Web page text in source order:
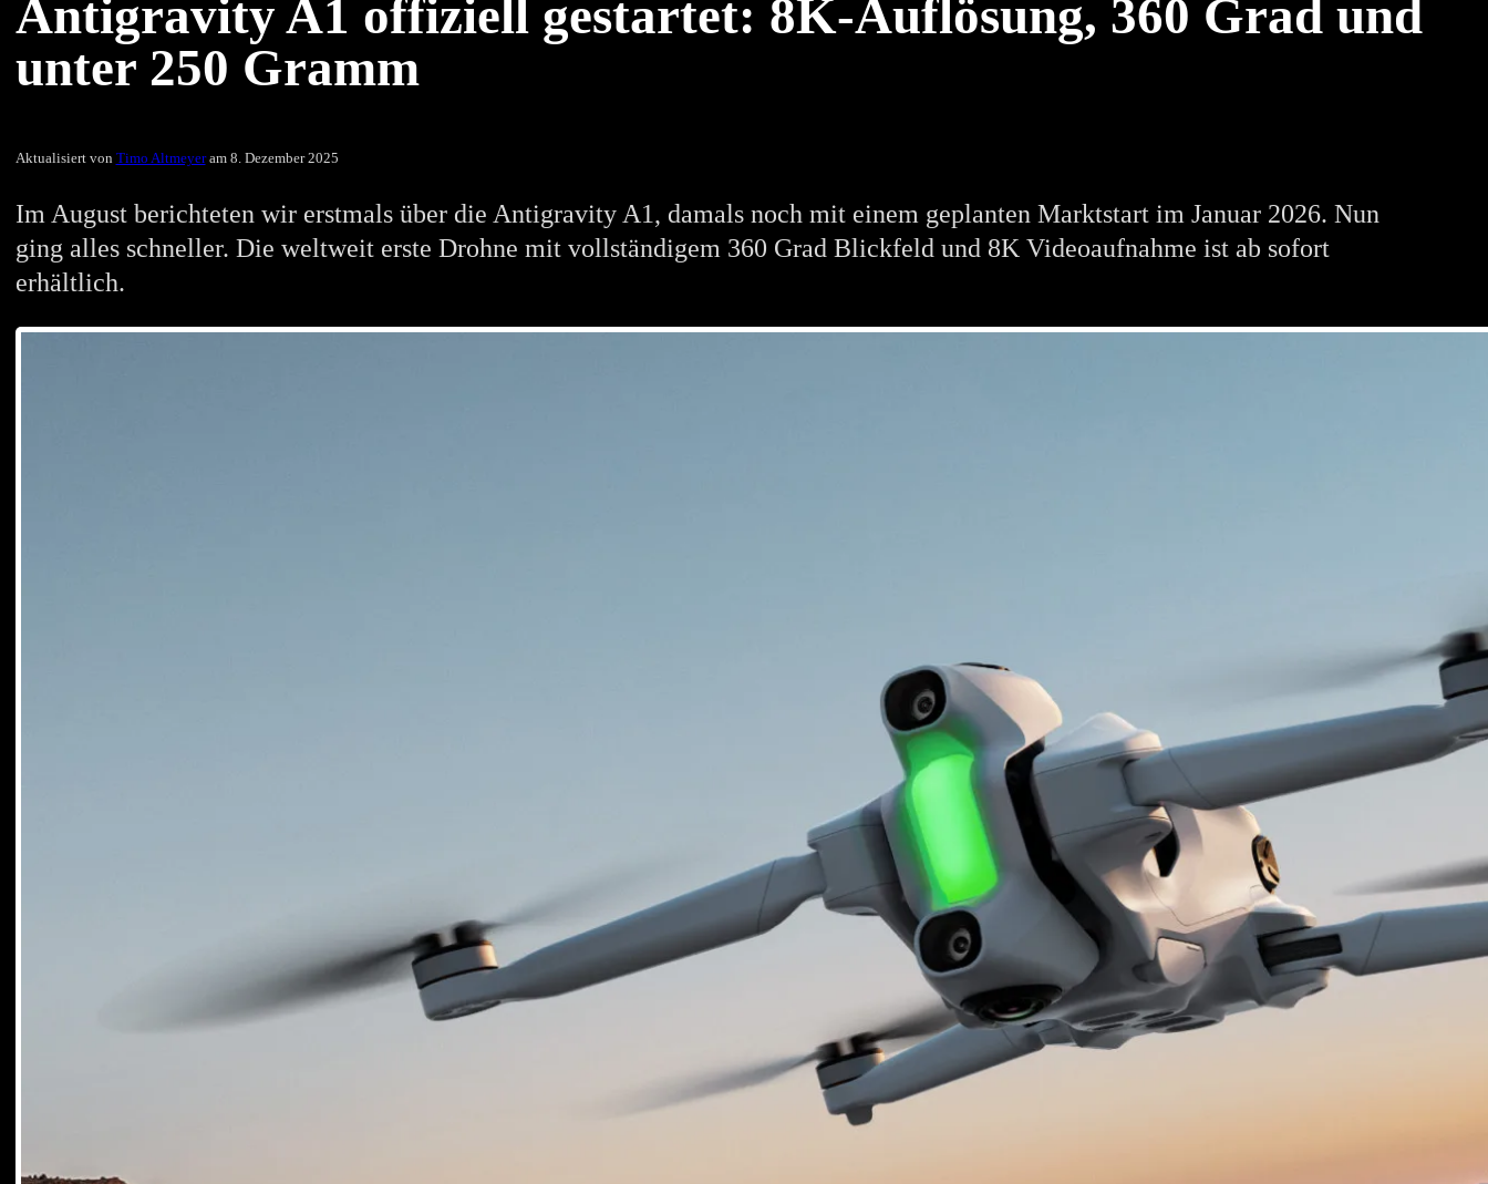
Antigravity A1 offiziell gestartet: 8K-Auflösung, 360 Grad und
unter 250 Gramm
Aktualisiert von Timo Altmeyeram 8. Dezember 2025
Im August berichteten wir erstmals über die Antigravity A1, damals noch mit einem geplanten Marktstart im Januar 2026. Nun
ging alles schneller. Die weltweit erste Drohne mit vollständigem 360 Grad Blickfeld und 8K Videoaufnahme ist ab sofort
erhältlich.